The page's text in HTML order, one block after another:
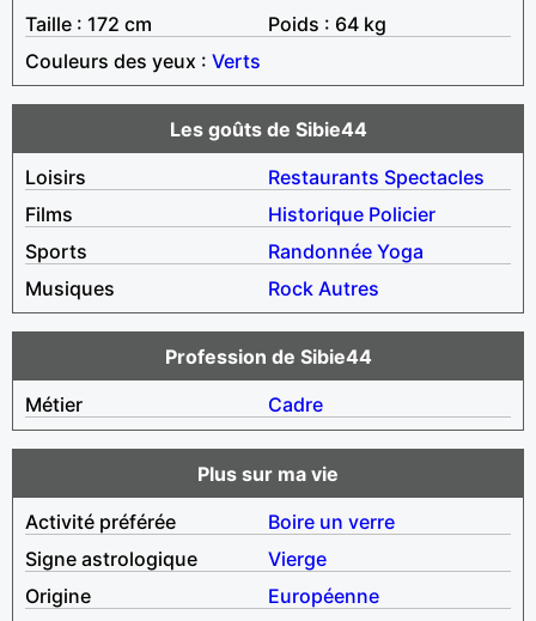
Taille : 172 cm
Poids : 64 kg
Couleurs des yeux : Verts
Les goûts de Sibie44
Loisirs
Restaurants Spectacles
Films
Historique Policier
Sports
Randonnée Yoga
Musiques
Rock Autres
Profession de Sibie44
Métier
Cadre
Plus sur ma vie
Activité préférée
Boire un verre
Signe astrologique
Vierge
Origine
Européenne